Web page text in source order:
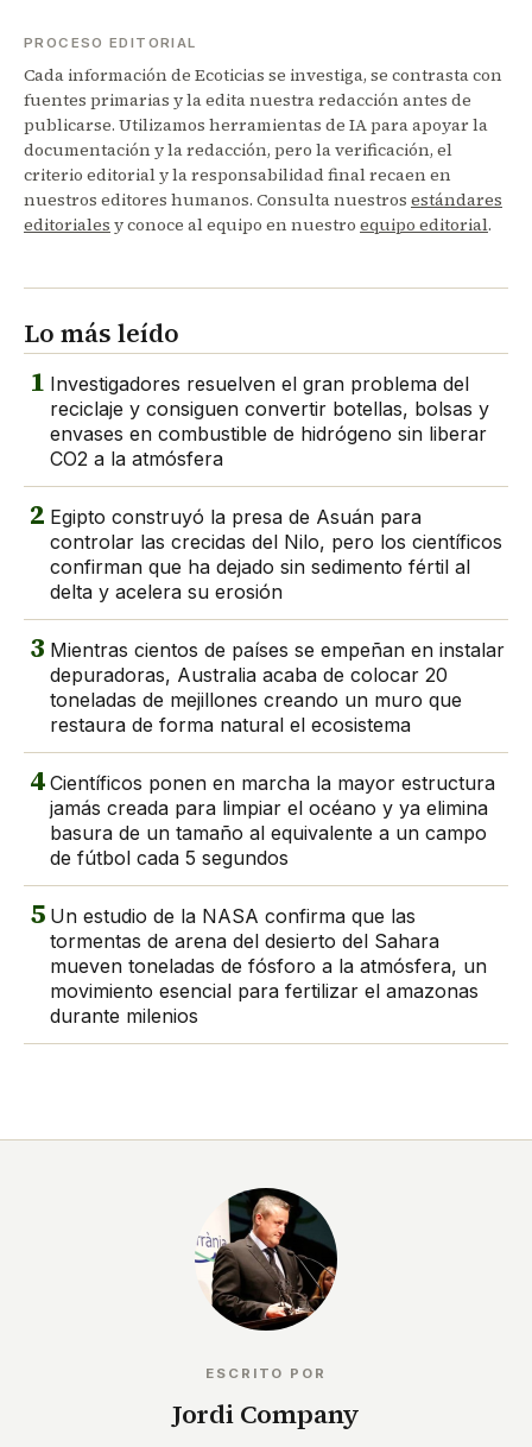
PROCESO EDITORIAL
Cada información de Ecoticias se investiga, se contrasta con
fuentes primarias y la edita nuestra redacción antes de
publicarse. Utilizamos herramientas de IA para apoyar la
documentación y la redacción, pero la verificación, el
criterio editorial y la responsabilidad final recaen en
nuestros editores humanos. Consulta nuestros estándares
editoriales y conoce al equipo en nuestro equipo editorial.
Lo más leído
1 Investigadores resuelven el gran problema del
reciclaje y consiguen convertir botellas, bolsas y
envases en combustible de hidrógeno sin liberar
CO2 a la atmósfera
2 Egipto construyó la presa de Asuán para
controlar las crecidas del Nilo, pero los científicos
confirman que ha dejado sin sedimento fértil al
delta y acelera su erosión
3 Mientras cientos de países se empeñan en instalar
depuradoras, Australia acaba de colocar 20
toneladas de mejillones creando un muro que
restaura de forma natural el ecosistema
4 Científicos ponen en marcha la mayor estructura
jamás creada para limpiar el océano y ya elimina
basura de un tamaño al equivalente a un campo
de fútbol cada 5 segundos
5 Un estudio de la NASA confirma que las
tormentas de arena del desierto del Sahara
mueven toneladas de fósforo a la atmósfera, un
movimiento esencial para fertilizar el amazonas
durante milenios
ESCRITO POR
Jordi Company